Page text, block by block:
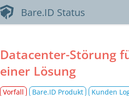
Bare.ID Status
Datacenter-Störung
einer Lösung
Vorfall Bare.ID Produkt
Kunden